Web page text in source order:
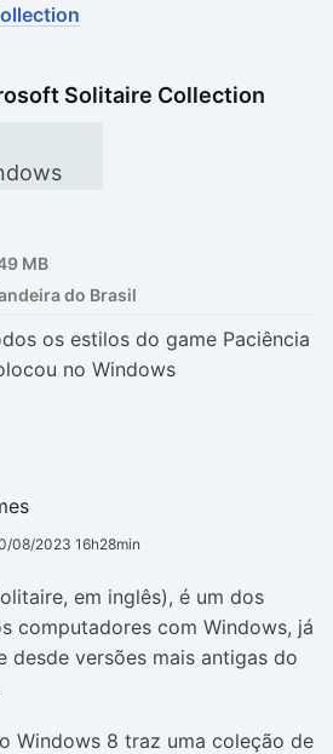
Ver mais
Ver mais
Solitaire Collection
MB
os estilos do game Paciência
no Windows
08/2023 16h28min
em inglês), é um dos
computadores com Windows, já
desde versões mais antigas do
Windows 8 traz uma coleção de